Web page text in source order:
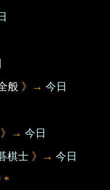
般 》→ 今日
》→ 今日
棋士 》→ 今日
*